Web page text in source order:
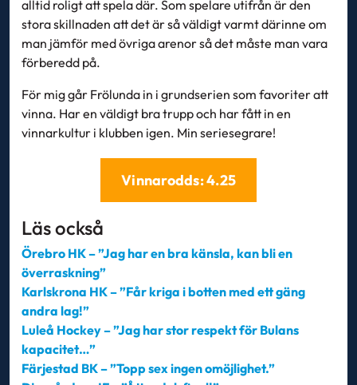
alltid roligt att spela där. Som spelare utifrån är den
stora skillnaden att det är så väldigt varmt därinne om
man jämför med övriga arenor så det måste man vara
förberedd på.
För mig går Frölunda in i grundserien som favoriter att
vinna. Har en väldigt bra trupp och har fått in en
vinnarkultur i klubben igen. Min seriesegrare!
Vinnarodds: 4.25
Läs också
Örebro HK – ”Jag har en bra känsla, kan bli en
överraskning”
Karlskrona HK – ”Får kriga i botten med ett gäng
andra lag!”
Luleå Hockey – ”Jag har stor respekt för Bulans
kapacitet…”
Färjestad BK – ”Topp sex ingen omöjlighet.”